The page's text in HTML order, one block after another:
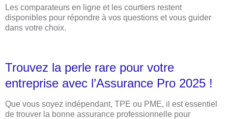
Les comparateurs en ligne et les courtiers restent
disponibles pour répondre à vos questions et vous guider
dans votre choix.
Trouvez la perle rare pour votre
entreprise avec l’Assurance Pro 2025 !
Que vous soyez indépendant, TPE ou PME, il est essentiel
de trouver la bonne assurance professionnelle pour